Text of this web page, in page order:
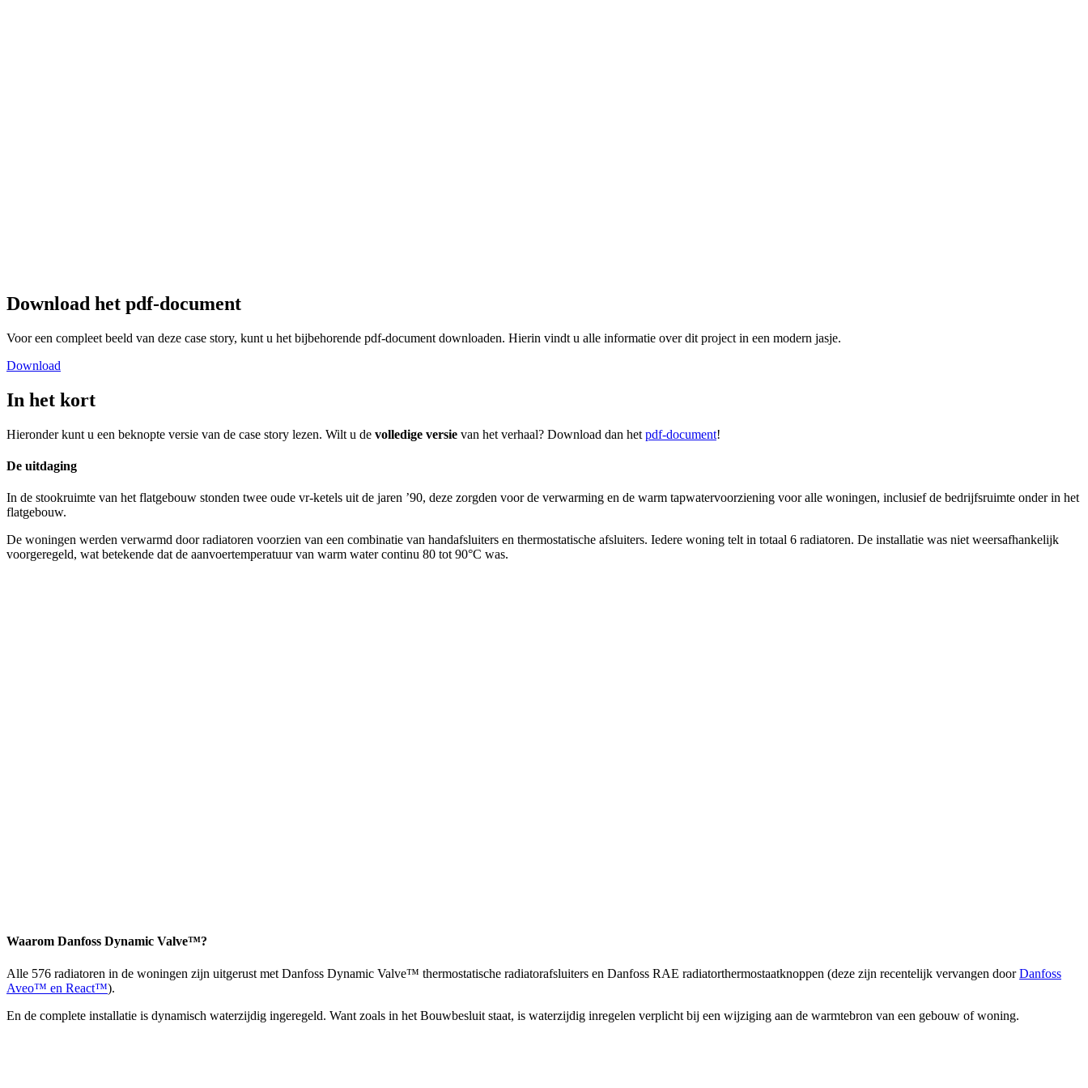
Download het pdf-document
Voor een compleet beeld van deze case story, kunt u het bijbehorende pdf-document downloaden. Hierin vindt u alle informatie over dit project in een modern jasje.
Download
In het kort
Hieronder kunt u een beknopte versie van de case story lezen. Wilt u de volledige versie van het verhaal? Download dan het pdf-document!
De uitdaging
In de stookruimte van het flatgebouw stonden twee oude vr-ketels uit de jaren ’90, deze zorgden voor de verwarming en de warm tapwatervoorziening voor alle woningen, inclusief de bedrijfsruimte onder in het
flatgebouw.
De woningen werden verwarmd door radiatoren voorzien van een combinatie van handafsluiters en thermostatische afsluiters. Iedere woning telt in totaal 6 radiatoren. De installatie was niet weersafhankelijk
voorgeregeld, wat betekende dat de aanvoertemperatuur van warm water continu 80 tot 90°C was.
Waarom Danfoss Dynamic Valve™?
Alle 576 radiatoren in de woningen zijn uitgerust met Danfoss Dynamic Valve™ thermostatische radiatorafsluiters en Danfoss RAE radiatorthermostaatknoppen (deze zijn recentelijk vervangen doorDanfoss
Aveo™ en React™).
En de complete installatie is dynamisch waterzijdig ingeregeld. Want zoals in het Bouwbesluit staat, is waterzijdig inregelen verplicht bij een wijziging aan de warmtebron van een gebouw of woning.